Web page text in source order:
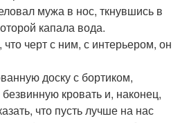
мужа в нос, ткнувшись в
капала вода.
черт с ним, с интерьером, он
доску с бортиком,
кровать и, наконец,
что пусть лучше на нас